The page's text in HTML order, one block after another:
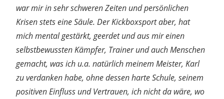
war mir in sehr schweren Zeiten und persönlichen
Krisen stets eine Säule. Der Kickboxsport aber, hat
mich mental gestärkt, geerdet und aus mir einen
selbstbewussten Kämpfer, Trainer und auch Menschen
gemacht, was ich u.a. natürlich meinem Meister, Karl
zu verdanken habe, ohne dessen harte Schule, seinem
positiven Einfluss und Vertrauen, ich nicht da wäre, wo